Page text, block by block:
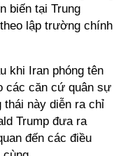
biến tại Trung
lập trường chính
khi Iran phóng tên
các căn cứ quân sự
này diễn ra chỉ
Trump đưa ra
đến các điều